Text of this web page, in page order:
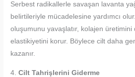
Serbest radikallerle savaşan lavanta
belirtileriyle mücadelesine yardımcı
oluşumunu yavaşlatır, kolajen üretimini
elastikiyetini korur. Böylece cilt daha
kazanır.
4.Cilt Tahrişlerini Giderme